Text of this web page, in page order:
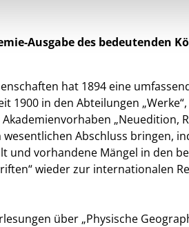
Ausgabe des bedeutenden
hat 1894 eine
1900 in den Abteilungen
„Neuedition,
Abschluss bringen,
und vorhandene Mängel in den
wieder zur internationalen
über „Physische